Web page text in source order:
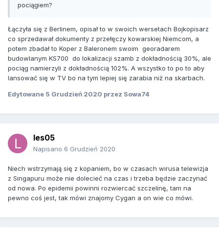
pociągiem?
Łączyła się z Berlinem, opisał to w swoich wersetach Bojkopisarz
co sprzedawał dokumenty z przełęczy kowarskiej Niemcom, a
potem zbadał to Koper z Baleronem swoim georadarem
budowlanym KS700 do lokalizacji szamb z dokładnością 30%, ale
pociąg namierzyli z dokładnością 102%. A wszystko to po to aby
lansować się w TV bo na tym lepiej się zarabia niż na skarbach.
Edytowane 5 Grudzień 2020 przez Sowa74
les05
Napisano 6 Grudzień 2020
Niech wstrzymają się z kopaniem, bo w czasach wirusa telewizja
z Singapuru może nie dolecieć na czas i trzeba będzie zaczynać
od nowa. Po epidemii powinni rozwiercać szczelinę, tam na
pewno coś jest, tak mówi znajomy Cygan a on wie co mówi.